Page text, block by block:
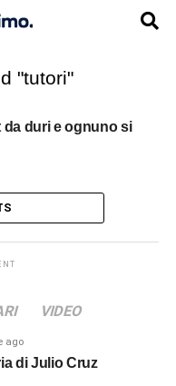
"tutori"
da duri e ognuno si
VIDEO
ago
di Julio Cruz